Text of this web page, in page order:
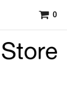
0